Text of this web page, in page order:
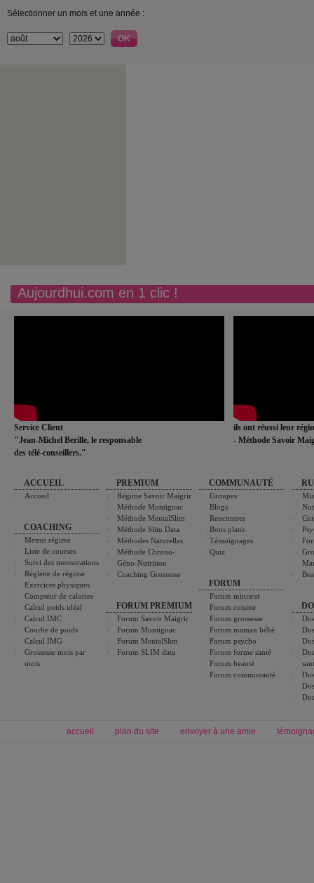
Sélectionner un mois et une année :
Aujourdhui.com en 1 clic !
Service Client
"Jean-Michel Berille, le responsable
des télé-conseillers."
ils ont réussi leur
- Méthode Savoir
ACCUEIL
Accueil
COACHING
Menus régime
Liste de courses
Suivi des mensurations
Réglette de régime
Exercices physiques
Compteur de calories
Calcul poids idéal
Calcul IMC
Courbe de poids
Calcul IMG
Grossesse mois par
mois
PREMIUM
Régime Savoir Maigrir
Méthode Montignac
Méthode MentalSlim
Méthode Slim Data
Méthodes Naturelles
Méthode Chrono-
Géno-Nutrition
Coaching Grossesse
FORUM PREMIUM
Forum Savoir Maigrir
Forum Montignac
Forum MentalSlim
Forum SLIM data
COMMUNAUTÉ
Groupes
Blogs
Rencontres
Bons plans
Témoignages
Quiz
FORUM
Forum minceur
Forum cuisine
Forum grossesse
Forum maman bébé
Forum psycho
Forum forme santé
Forum beauté
Forum communauté
accueil plan du site envoyer à une amie